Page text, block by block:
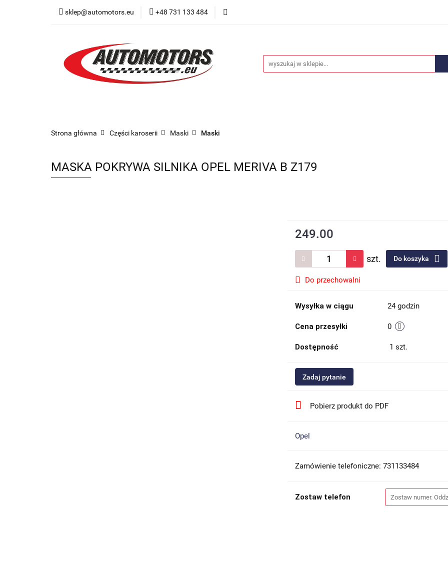
sklep@automotors.eu +48 731 133 484
Części samochodowe
Car audio Nowości
Strona główna Części karoserii Maski Maski
MASKA POKRYWA SILNIKA OPEL MERIVA B Z179
249.00
szt. Do koszyka
Do przechowalni
Wysyłka w ciągu 24 godzin
Cena przesyłki 0
Dostępność 1 szt.
Zadaj pytanie
Pobierz produkt do PDF
Opel
Zamówienie telefoniczne: 731133484
Zostaw telefon